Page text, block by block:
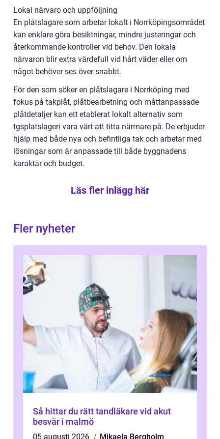
Lokal närvaro och uppföljning
En plåtslagare som arbetar lokalt i Norrköpingsområdet
kan enklare göra besiktningar, mindre justeringar och
återkommande kontroller vid behov. Den lokala
närvaron blir extra värdefull vid hårt väder eller om
något behöver ses över snabbt.
För den som söker en plåtslagare i Norrköping med
fokus på takplåt, plåtbearbetning och måttanpassade
plåtdetaljer kan ett etablerat lokalt alternativ som
tgsplatslageri vara värt att titta närmare på. De erbjuder
hjälp med både nya och befintliga tak och arbetar med
lösningar som är anpassade till både byggnadens
karaktär och budget.
Läs fler inlägg här
Fler nyheter
Så hittar du rätt tandläkare vid akut
besvär i malmö
05 augusti 2026 Mikaela Bergholm